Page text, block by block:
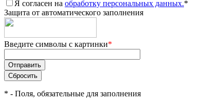
Я согласен на обработку персональных данных.*
Защита от автоматического заполнения
Введите символы с картинки*
* - Поля, обязательные для заполнения